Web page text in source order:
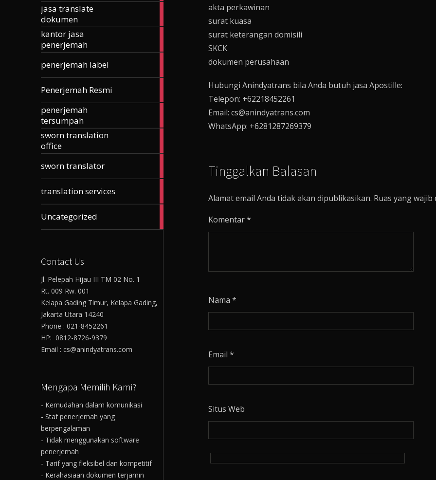
jasa translate
dokumen
kantor jasa
penerjemah
penerjemah label
Penerjemah Resmi
penerjemah
tersumpah
sworn translation
office
sworn translator
translation services
Uncategorized
Contact Us
Jl. Pelepah Hijau III TM 02 No. 1
Rt. 009 Rw. 001
Kelapa Gading Timur, Kelapa Gading,
Jakarta Utara 14240
Phone : 021-8452261
HP: 0812-8726-9379
Email : cs@anindyatrans.com
Mengapa Memilih Kami?
- Kemudahan dalam komunikasi
- Staf penerjemah yang
berpengalaman
- Tidak menggunakan software
penerjemah
- Tarif yang fleksibel dan kompetitif
- Kerahasiaan dokumen terjamin
akta perkawinan
surat kuasa
surat keterangan domisili
SKCK
dokumen perusahaan
Hubungi Anindyatrans bila Anda butuh jasa Apostille:
Telepon: +62218452261
Email: cs@anindyatrans.com
WhatsApp: +6281287269379
Tinggalkan Balasan
Alamat email Anda tidak akan dipublikasikan. Ruas yang wajib
Komentar*
Nama *
Email *
Situs Web